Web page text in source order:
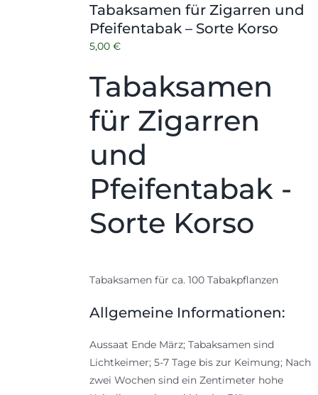
Tabaksamen für Zigarren und
Pfeifentabak – Sorte Korso
5,00 €
Tabaksamen
für Zigarren
und
Pfeifentabak -
Sorte Korso
Tabaksamen für ca. 100 Tabakpflanzen
Allgemeine Informationen:
Aussaat Ende März; Tabaksamen sind
Lichtkeimer; 5-7 Tage bis zur Keimung; Nach
zwei Wochen sind ein Zentimeter hohe